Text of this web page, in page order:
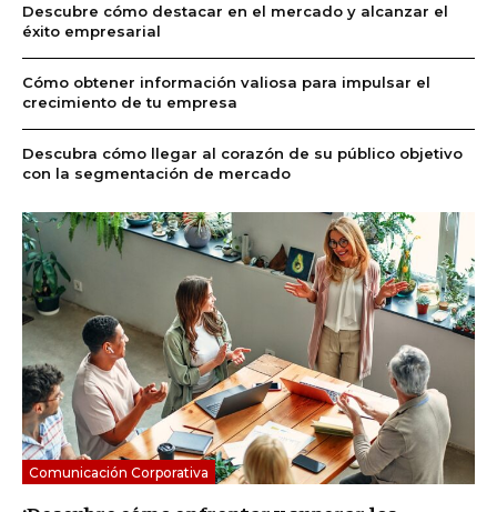
Descubre cómo destacar en el mercado y alcanzar el
éxito empresarial
Cómo obtener información valiosa para impulsar el
crecimiento de tu empresa
Descubra cómo llegar al corazón de su público objetivo
con la segmentación de mercado
Comunicación Corporativa